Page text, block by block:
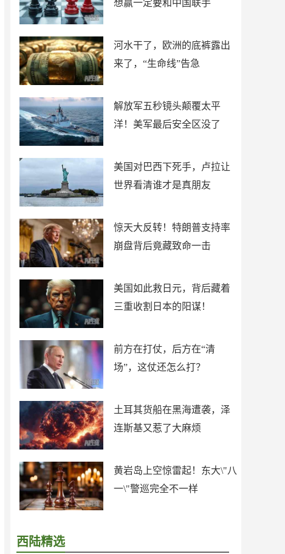
想赢一定要和中国联手
河水干了，欧洲的底裤露出
来了，“生命线”告急
解放军五秒镜头颠覆太平
洋！美军最后安全区没了
美国对巴西下死手，卢拉让
世界看清谁才是真朋友
惊天大反转！特朗普支持率
崩盘背后竟藏致命一击
美国如此救日元，背后藏着
三重收割日本的阳谋！
前方在打仗，后方在“清
场”，这仗还怎么打？
土耳其货船在黑海遭袭，泽
连斯基又惹了大麻烦
黄岩岛上空惊雷起！东大\"八
一\"警巡完全不一样
西陆精选